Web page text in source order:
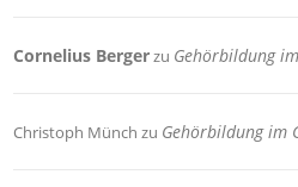
Cornelius Bergerzu Gehörbildung
Christoph Münch zu Gehörbildung im